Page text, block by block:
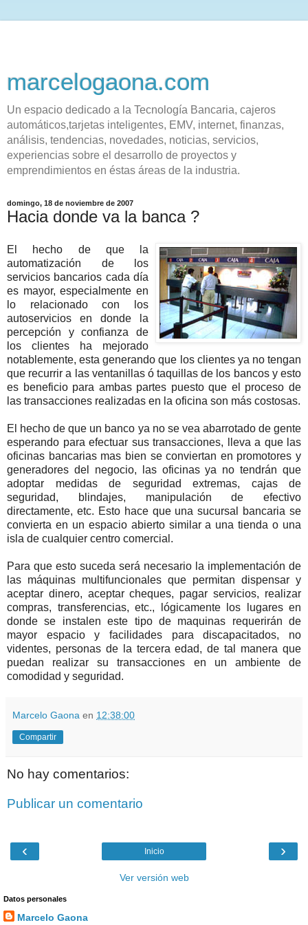
marcelogaona.com
Un espacio dedicado a la Tecnología Bancaria, cajeros
automáticos,tarjetas inteligentes, EMV, internet, finanzas,
análisis, tendencias, novedades, noticias, servicios,
experiencias sobre el desarrollo de proyectos y
emprendimientos en éstas áreas de la industria.
domingo, 18 de noviembre de 2007
Hacia donde va la banca ?
El hecho de que la
automatización de los
servicios bancarios cada día
es mayor, especialmente en
lo relacionado con los
autoservicios en donde la
percepción y confianza de
los clientes ha mejorado
notablemente, esta generando que los clientes ya no tengan
que recurrir a las ventanillas ó taquillas de los bancos y esto
es beneficio para ambas partes puesto que el proceso de
las transacciones realizadas en la oficina son más costosas.
El hecho de que un banco ya no se vea abarrotado de gente
esperando para efectuar sus transacciones, lleva a que las
oficinas bancarias mas bien se conviertan en promotores y
generadores del negocio, las oficinas ya no tendrán que
adoptar medidas de seguridad extremas, cajas de
seguridad, blindajes, manipulación de efectivo
directamente, etc. Esto hace que una sucursal bancaria se
convierta en un espacio abierto similar a una tienda o una
isla de cualquier centro comercial.
Para que esto suceda será necesario la implementación de
las máquinas multifuncionales que permitan dispensar y
aceptar dinero, aceptar cheques, pagar servicios, realizar
compras, transferencias, etc., lógicamente los lugares en
donde se instalen este tipo de maquinas requerirán de
mayor espacio y facilidades para discapacitados, no
videntes, personas de la tercera edad, de tal manera que
puedan realizar su transacciones en un ambiente de
comodidad y seguridad.
Marcelo Gaona en 12:38:00
Compartir
No hay comentarios:
Publicar un comentario
‹ ›
Inicio
Ver versión web
Datos personales
Marcelo Gaona